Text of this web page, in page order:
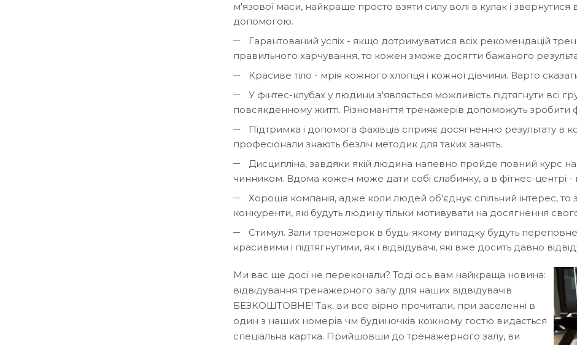
м'язової маси, найкраще просто взяти силу волі в кулак і
допомогою.
Гарантований успіх - якщо дотримуватися всіх рекомендацій
правильного харчування, то кожен зможе досягти бажаного
Красиве тіло - мрія кожного хлопця і кожної дівчини. Варто
У фінтес-клубах у людини з'являється можливість підтягнути всі
повсякденному житті. Різноманіття тренажерів допоможуть зробити
Підтримка і допомога фахівців сприяє досягненню результату в
професіонали знають безліч методик для таких занять.
Дисципліна, завдяки якій людина напевно пройде повний курс
чинником. Вдома кожен може дати собі слабинку, а в фітнес-центрі -
Хороша компанія, адже коли людей об'єднує спільний інтерес, то
конкуренти, які будуть людину тільки мотивувати на досягнення
Стимул. Зали тренажерок в будь-якому випадку будуть
красивими і підтягнутими, як і відвідувачі, які вже досить давно
Ми вас ще досі не переконали? Тоді ось вам найкраща новина:
відвідування тренажерного залу для наших відвідувачів
БЕЗКОШТОВНЕ! Так, ви все вірно прочитали, при заселенні в
один з наших номерів чм будиночків кожному гостю видається
спеціальна картка. Прийшовши до тренажерного залу, ви